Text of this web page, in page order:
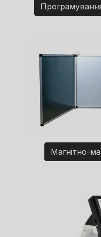
Магнітно-